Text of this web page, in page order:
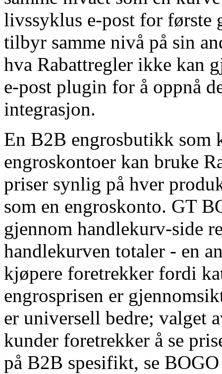
livssyklus e-post for første
tilbyr samme nivå på sin
hva Rabattregler ikke kan
e-post plugin for å oppnå
integrasjon.
En B2B engrosbutikk som
engroskontoer kan bruke
priser synlig på hver
som en engroskonto. GT
gjennom handlekurv-side
handlekurven totaler - en
kjøpere foretrekker fordi
engrosprisen er
er universell bedre; valget
kunder foretrekker å se
på B2B spesifikt, se